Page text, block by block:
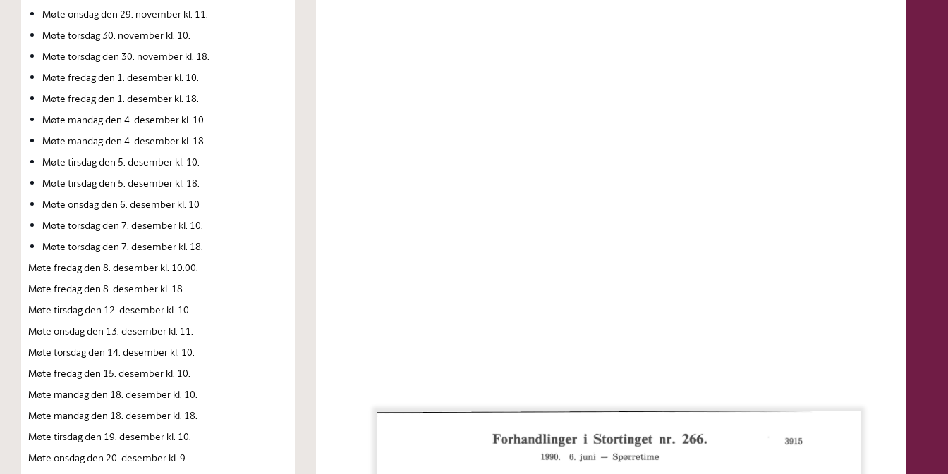
Møte onsdag den 29. november kl. 11.
Møte torsdag 30. november kl. 10.
Møte torsdag den 30. november kl. 18.
Møte fredag den 1. desember kl. 10.
Møte fredag den 1. desember kl. 18.
Møte mandag den 4. desember kl. 10.
Møte mandag den 4. desember kl. 18.
Møte tirsdag den 5. desember kl. 10.
Møte tirsdag den 5. desember kl. 18.
Møte onsdag den 6. desember kl. 10
Møte torsdag den 7. desember kl. 10.
Møte torsdag den 7. desember kl. 18.
Møte fredag den 8. desember kl. 10.00.
Møte fredag den 8. desember kl. 18.
Møte tirsdag den 12. desember kl. 10.
Møte onsdag den 13. desember kl. 11.
Møte torsdag den 14. desember kl. 10.
Møte fredag den 15. desember kl. 10.
Møte mandag den 18. desember kl. 10.
Møte mandag den 18. desember kl. 18.
Møte tirsdag den 19. desember kl. 10.
Møte onsdag den 20. desember kl. 9.